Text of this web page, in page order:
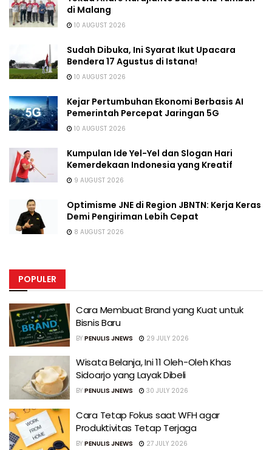
di Malang
10 AUGUST 2026
Sudah Dibuka, Ini Syarat Ikut Upacara
Bendera 17 Agustus di Istana!
10 AUGUST 2026
Kejar Pertumbuhan Ekonomi Berbasis AI
Pemerintah Percepat Jaringan 5G
10 AUGUST 2026
Kumpulan Ide Yel-Yel dan Slogan Hari
Kemerdekaan Indonesia yang Kreatif
9 AUGUST 2026
Optimisme JNE di Region JBNTN: Kerja Keras
Demi Pengiriman Lebih Cepat
8 AUGUST 2026
POPULER
Cara Membuat Brand yang Kuat untuk
Bisnis Baru
BY PENULIS JNEWS 29 JULY 2026
Wisata Belanja, Ini 11 Oleh-Oleh Khas
Sidoarjo yang Layak Dibeli
BY PENULIS JNEWS 30 JULY 2026
Cara Tetap Fokus saat WFH agar
Produktivitas Tetap Terjaga
BY PENULIS JNEWS 27 JULY 2026